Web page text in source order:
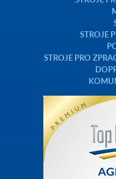
STROJE
STROJE PRO